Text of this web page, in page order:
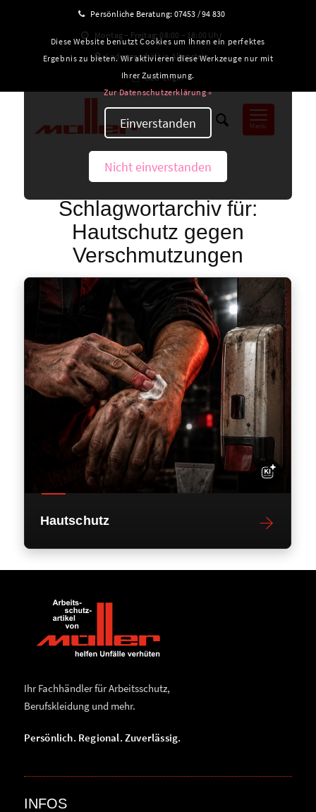
Persönliche Beratung: 07453 / 94 830
Montag – Freitag: 08:00 – 18:00 Uhr
Ladengeschäft in Altensteig
B2B-Login
Menü
Schlagwortarchiv für:
Hautschutz gegen
Verschmutzungen
Hautschutz
Ihr Fachhändler für Arbeitsschutz,
Berufskleidung und mehr.
Persönlich. Regional. Zuverlässig.
INFOS
Diese Website benutzt Cookies um Ihnen ein perfektes
Ergebnis zu bieten. Wir aktivieren diese Werkzeuge nur mit
Ihrer Zustimmung.
Zur Datenschutzerklärung »
Einverstanden
Nicht einverstanden